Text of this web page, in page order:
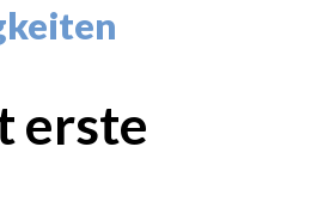
erste